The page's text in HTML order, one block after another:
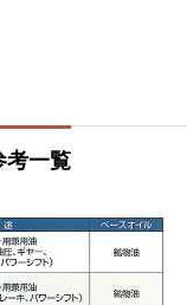
考一覧